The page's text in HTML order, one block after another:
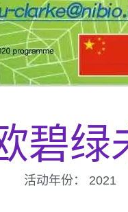
碧绿
活动年份： 2021